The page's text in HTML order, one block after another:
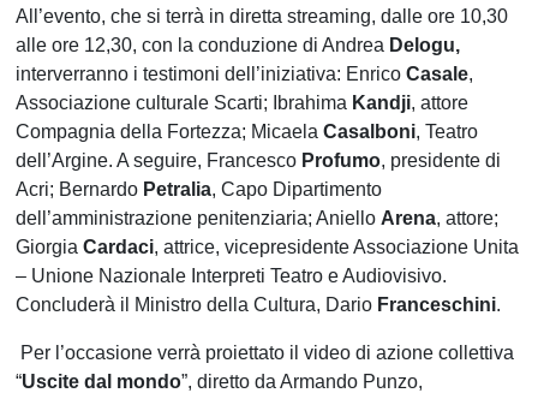
All’evento, che si terrà in diretta streaming, dalle ore 10,30
alle ore 12,30, con la conduzione di Andrea Delogu,
interverranno i testimoni dell’iniziativa: EnricoCasale,
Associazione culturale Scarti; Ibrahima Kandji, attore
Compagnia della Fortezza; MicaelaCasalboni, Teatro
dell’Argine. A seguire, Francesco Profumo, presidente di
Acri; Bernardo Petralia, Capo Dipartimento
dell’amministrazione penitenziaria; Aniello Arena, attore;
GiorgiaCardaci, attrice, vicepresidente Associazione Unita
– Unione Nazionale Interpreti Teatro e Audiovisivo.
Concluderà il Ministro della Cultura, Dario Franceschini.
Per l’occasione verrà proiettato il video di azione collettiva
“Uscite dal mondo”, diretto da Armando Punzo,